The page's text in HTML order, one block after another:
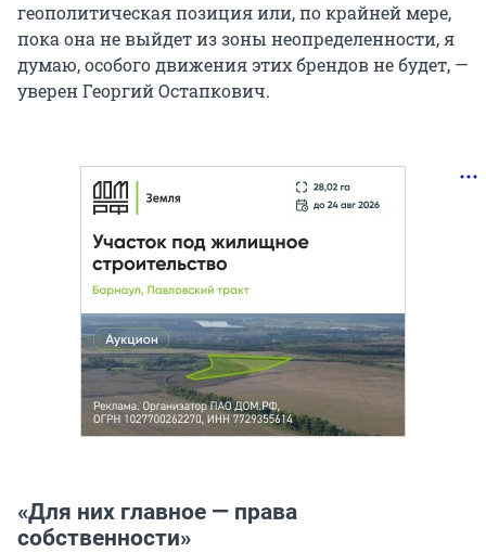
геополитическая позиция или, по крайней мере,
пока она не выйдет из зоны неопределенности, я
думаю, особого движения этих брендов не будет, —
уверен Георгий Остапкович.
«Для них главное — права
собственности»